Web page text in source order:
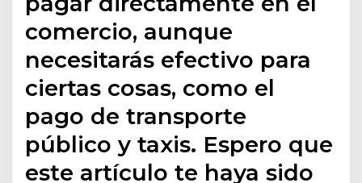
comercio, aunque
necesitarás efectivo para
ciertas cosas, como el
pago de transporte
público y taxis. Espero que
este artículo te haya sido